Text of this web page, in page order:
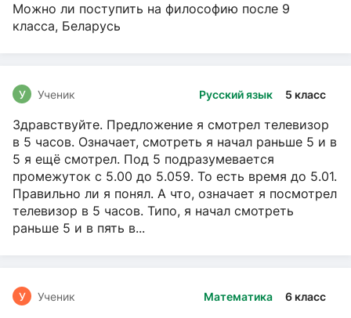
Можно ли поступить на философию после 9
класса, Беларусь
Русский язык 5 класс
У Ученик
Здравствуйте. Предложение я смотрел телевизор
в 5 часов. Означает, смотреть я начал раньше 5 и в
5 я ещё смотрел. Под 5 подразумевается
промежуток с 5.00 до 5.059. То есть время до 5.01.
Правильно ли я понял. А что, означает я посмотрел
телевизор в 5 часов. Типо, я начал смотреть
раньше 5 и в пять в...
Математика 6 класс
У Ученик